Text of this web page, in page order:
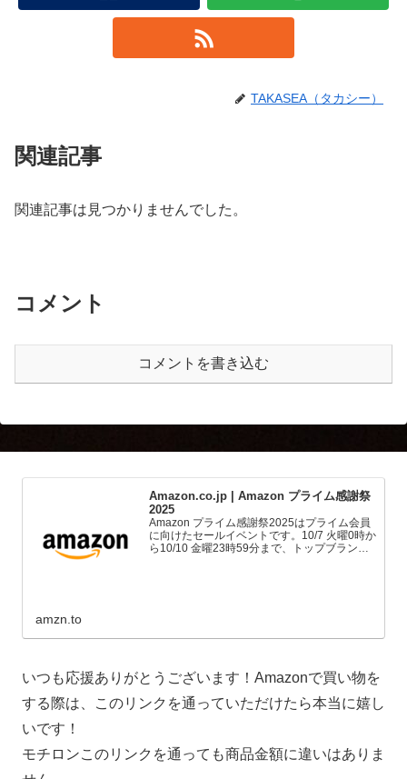
TAKASEA（タカシー）
関連記事
関連記事は見つかりませんでした。
コメント
コメントを書き込む
Amazon.co.jp | Amazon プライム感謝祭
2025
Amazon プライム感謝祭2025はプライム会員
に向けたセールイベントです。10/7 火曜0時か
ら10/10 金曜23時59分まで、トップブランド
amzn.to
いつも応援ありがとうございます！Amazonで買い物を
する際は、このリンクを通っていただけたら本当に嬉し
いです！
モチロンこのリンクを通っても商品金額に違いはありま